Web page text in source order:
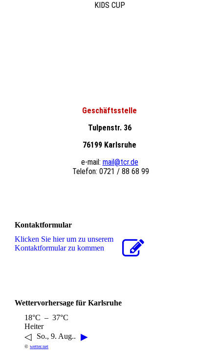
KIDS CUP
Geschäftsstelle
Tulpenstr. 36
76199 Karlsruhe
e-mail: mail@tcr.de
Telefon: 0721 / 88 68 99
Kontaktformular
Klicken Sie hier um zu unserem
Kon­takt­for­mu­lar zu kommen
Wettervorhersage für Karlsruhe
18°C – 37°C
Heiter
◁ So., 9. Aug.. ▶
© wetter.net